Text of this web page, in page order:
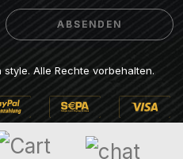
ABSENDEN
ABSENDEN
Alle Rechte vorbehalten.